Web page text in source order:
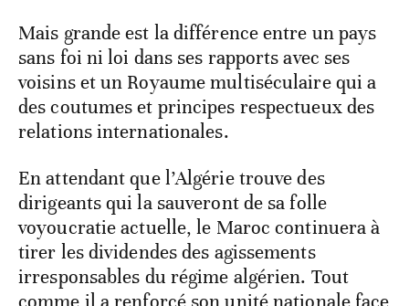
Mais grande est la différence entre un pays
sans foi ni loi dans ses rapports avec ses
voisins et un Royaume multiséculaire qui a
des coutumes et principes respectueux des
relations internationales.
En attendant que l’Algérie trouve des
dirigeants qui la sauveront de sa folle
voyoucratie actuelle, le Maroc continuera à
tirer les dividendes des agissements
irresponsables du régime algérien. Tout